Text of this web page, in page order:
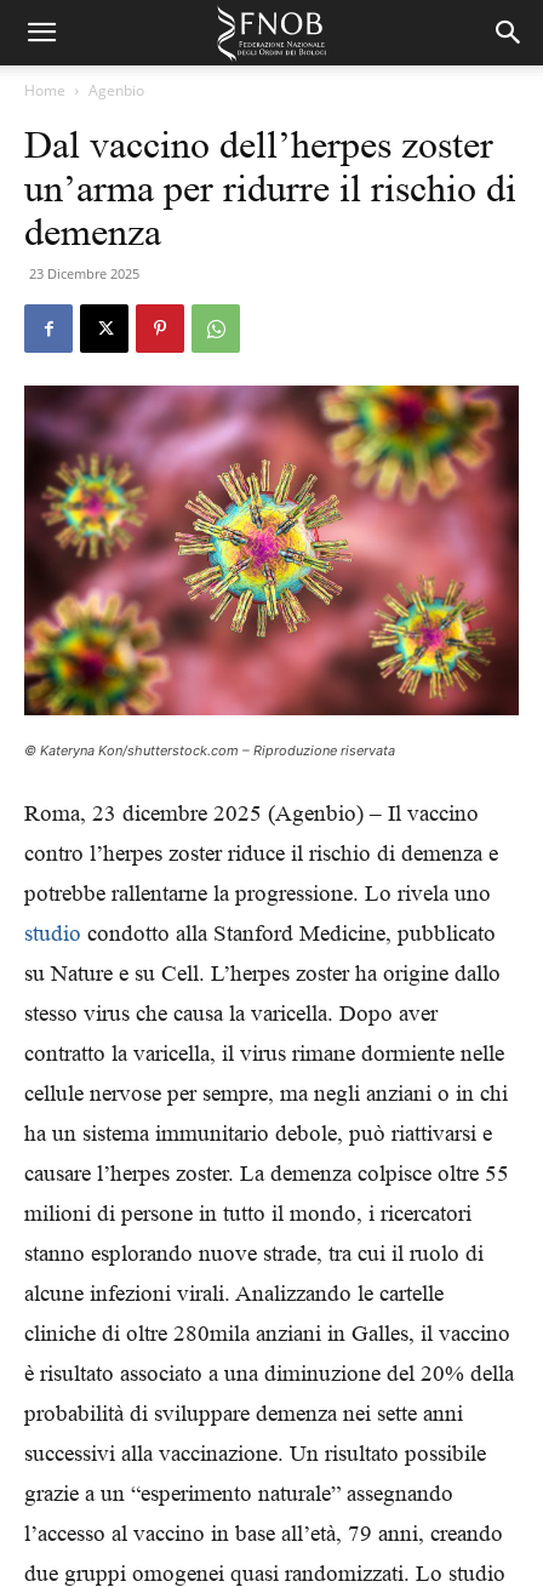
Home Agenbio
Dal vaccino dell’herpes zoster
un’arma per ridurre il rischio di
demenza
23 Dicembre 2025
© Kateryna Kon/shutterstock.com – Riproduzione riservata
Roma, 23 dicembre 2025 (Agenbio) – Il vaccino
contro l’herpes zoster riduce il rischio di demenza e
potrebbe rallentarne la progressione. Lo rivela uno
studio condotto alla Stanford Medicine, pubblicato
su Nature e su Cell. L’herpes zoster ha origine dallo
stesso virus che causa la varicella. Dopo aver
contratto la varicella, il virus rimane dormiente nelle
cellule nervose per sempre, ma negli anziani o in chi
ha un sistema immunitario debole, può riattivarsi e
causare l’herpes zoster. La demenza colpisce oltre 55
milioni di persone in tutto il mondo, i ricercatori
stanno esplorando nuove strade, tra cui il ruolo di
alcune infezioni virali. Analizzando le cartelle
cliniche di oltre 280mila anziani in Galles, il vaccino
è risultato associato a una diminuzione del 20% della
probabilità di sviluppare demenza nei sette anni
successivi alla vaccinazione. Un risultato possibile
grazie a un “esperimento naturale” assegnando
l’accesso al vaccino in base all’età, 79 anni, creando
due gruppi omogenei quasi randomizzati. Lo studio